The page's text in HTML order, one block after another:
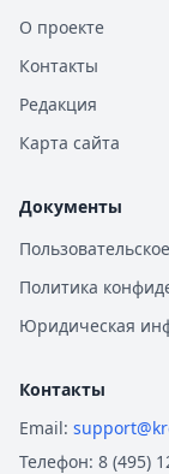
О проекте
Контакты
Редакция
Карта сайта
Документы
Политика
Юридическая
Контакты
Email:
Телефон: 8 (495)